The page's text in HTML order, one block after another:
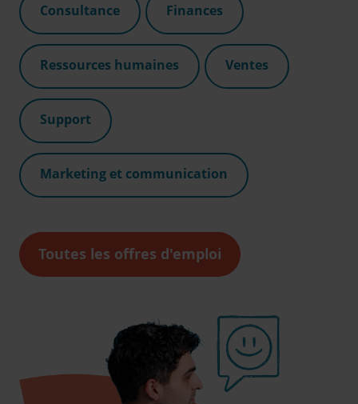
Consultance Finances
Ressources humaines Ventes
Support
Marketing et communication
Toutes les offres d'emploi